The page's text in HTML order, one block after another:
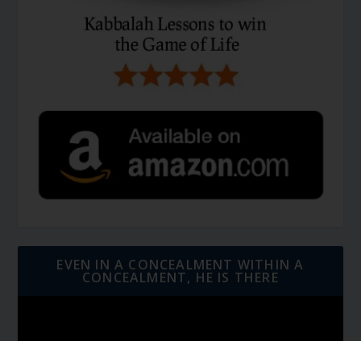
EVEN IN A CONCEALMENT WITHIN A
CONCEALMENT, HE IS THERE